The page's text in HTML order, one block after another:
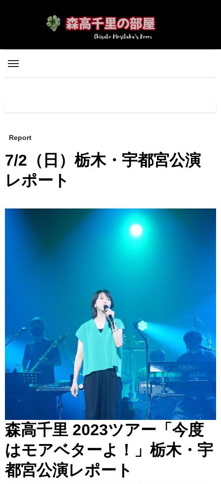
ス
Report
7/2（日）栃木・宇都宮公演
レポート
森高千里 2023ツアー「今度
はモアベターよ！」栃木・宇
都宮公演レポート